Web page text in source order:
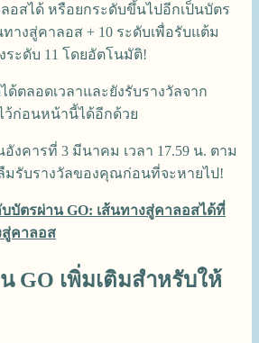
ลอสได้ หรือยกระดับขึ้นไปอีกเป็นบัตร
ทางสู่คาลอส + 10 ระดับเพื่อรับแต้ม
ระดับ 11 โดยอัตโนมัติ!
ตลอดเวลาและยังรับรางวัลจาก
ว้ก่อนหน้านี้ได้อีกด้วย
งคารที่ 3 มีนาคม เวลา 17.59 น. ตาม
มรับรางวัลของคุณก่อนที่จะหายไป!
บบัตรผ่าน GO: เส้นทางสู่คาลอสได้ที่
สู่คาลอส
GO เพิ่มเติมสำหรับให้